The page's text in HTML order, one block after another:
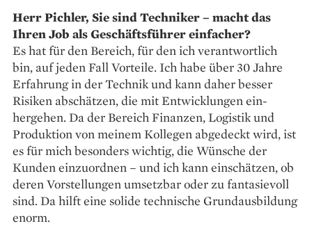
Herr Pichler, Sie sind Techniker – macht das
Ihren Job als Geschäftsführer einfacher?
Es hat für den Bereich, für den ich verantwortlich
bin, auf jeden Fall Vorteile. Ich habe über 30 Jahre
Erfahrung in der Technik und kann daher besser
Risiken abschätzen, die mit Entwicklungen ein­
hergehen. Da der Bereich Finanzen, Logistik und
Produktion von meinem Kollegen abgedeckt wird, ist
es für mich besonders wichtig, die Wünsche der
Kunden einzuordnen – und ich kann ein­schätzen, ob
deren Vorstellungen umsetzbar oder zu fantasievoll
sind. Da hilft eine solide tech­nische Grundausbildung
enorm.